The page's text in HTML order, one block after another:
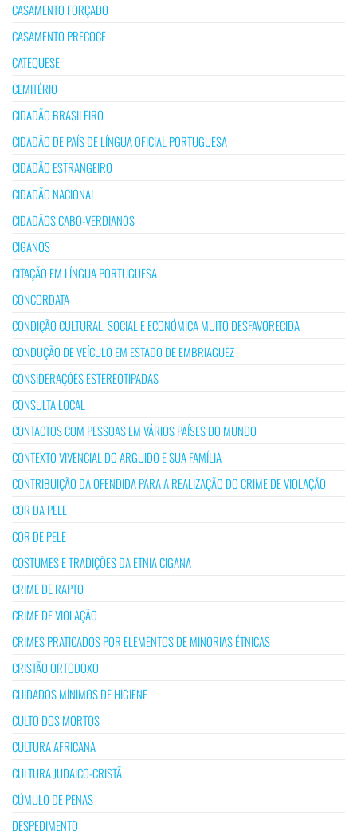
CASAMENTO FORÇADO
CASAMENTO PRECOCE
CATEQUESE
CEMITÉRIO
CIDADÃO BRASILEIRO
CIDADÃO DE PAÍS DE LÍNGUA OFICIAL PORTUGUESA
CIDADÃO ESTRANGEIRO
CIDADÃO NACIONAL
CIDADÃOS CABO-VERDIANOS
CIGANOS
CITAÇÃO EM LÍNGUA PORTUGUESA
CONCORDATA
CONDIÇÃO CULTURAL, SOCIAL E ECONÓMICA MUITO DESFAVORECIDA
CONDUÇÃO DE VEÍCULO EM ESTADO DE EMBRIAGUEZ
CONSIDERAÇÕES ESTEREOTIPADAS
CONSULTA LOCAL
CONTACTOS COM PESSOAS EM VÁRIOS PAÍSES DO MUNDO
CONTEXTO VIVENCIAL DO ARGUIDO E SUA FAMÍLIA
CONTRIBUIÇÃO DA OFENDIDA PARA A REALIZAÇÃO DO CRIME DE VIOLAÇÃO
COR DA PELE
COR DE PELE
COSTUMES E TRADIÇÕES DA ETNIA CIGANA
CRIME DE RAPTO
CRIME DE VIOLAÇÃO
CRIMES PRATICADOS POR ELEMENTOS DE MINORIAS ÉTNICAS
CRISTÃO ORTODOXO
CUIDADOS MÍNIMOS DE HIGIENE
CULTO DOS MORTOS
CULTURA AFRICANA
CULTURA JUDAICO-CRISTÃ
CÚMULO DE PENAS
DESPEDIMENTO